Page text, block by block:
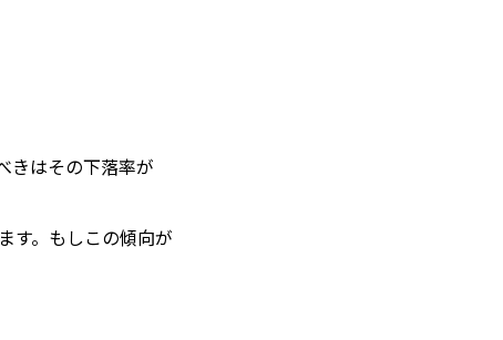
きはその下落率が
す。もしこの傾向が